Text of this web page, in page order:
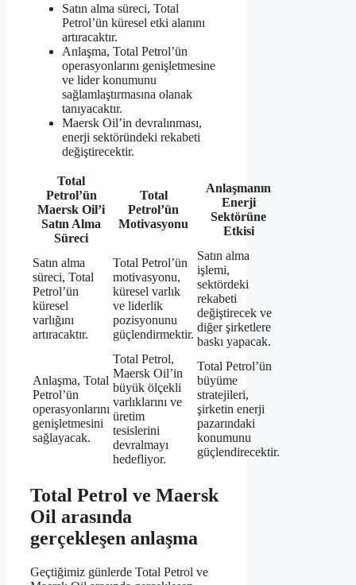
Satın alma süreci, Total
Petrol’ün küresel etki alanını
artıracaktır.
Anlaşma, Total Petrol’ün
operasyonlarını genişletmesine
ve lider konumunu
sağlamlaştırmasına olanak
tanıyacaktır.
Maersk Oil’in devralınması,
enerji sektöründeki rekabeti
değiştirecektir.
Total
Petrol’ün
Maersk Oil’i
Satın Alma
Süreci
Total
Petrol’ün
Motivasyonu
Anlaşmanın
Enerji
Sektörüne
Etkisi
Satın alma
süreci, Total
Petrol’ün
küresel
varlığını
artıracaktır.
Total Petrol’ün
motivasyonu,
küresel varlık
ve liderlik
pozisyonunu
güçlendirmektir.
Satın alma
işlemi,
sektördeki
rekabeti
değiştirecek ve
diğer şirketlere
baskı yapacak.
Anlaşma, Total
Petrol’ün
operasyonlarını
genişletmesini
sağlayacak.
Total Petrol,
Maersk Oil’in
büyük ölçekli
varlıklarını ve
üretim
tesislerini
devralmayı
hedefliyor.
Total Petrol’ün
büyüme
stratejileri,
şirketin enerji
pazarındaki
konumunu
güçlendirecektir.
Total Petrol ve Maersk
Oil arasında
gerçekleşen anlaşma
Geçtiğimiz günlerde Total Petrol ve